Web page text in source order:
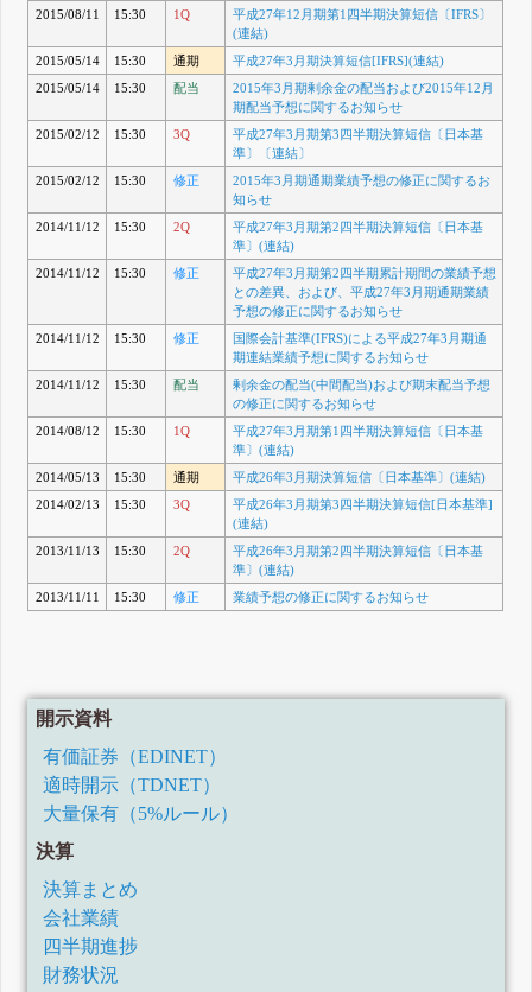
2015/08/11
15:30 1Q
平成27年12月期第1四半期決算短信〔IFRS〕
(連結)
2015/05/14
15:30 通期
平成27年3月期決算短信[IFRS](連結)
2015/05/14
15:30 配当
2015年3月期剰余金の配当および2015年12月
期配当予想に関するお知らせ
2015/02/12
15:30 3Q
平成27年3月期第3四半期決算短信〔日本基
準〕〔連結〕
2015/02/12
15:30 修正
2015年3月期通期業績予想の修正に関するお
知らせ
2014/11/12
15:30 2Q
平成27年3月期第2四半期決算短信〔日本基
準〕(連結)
2014/11/12
15:30 修正
平成27年3月期第2四半期累計期間の業績予想
との差異、および、平成27年3月期通期業績
予想の修正に関するお知らせ
2014/11/12
15:30 修正
国際会計基準(IFRS)による平成27年3月期通
期連結業績予想に関するお知らせ
2014/11/12
15:30 配当
剰余金の配当(中間配当)および期末配当予想
の修正に関するお知らせ
2014/08/12
15:30 1Q
平成27年3月期第1四半期決算短信〔日本基
準〕(連結)
2014/05/13
15:30 通期
平成26年3月期決算短信〔日本基準〕(連結)
2014/02/13
15:30 3Q
平成26年3月期第3四半期決算短信[日本基準]
(連結)
2013/11/13
15:30 2Q
平成26年3月期第2四半期決算短信〔日本基
準〕(連結)
2013/11/11
15:30 修正 業績予想の修正に関するお知らせ
開示資料
有価証券（EDINET）
適時開示（TDNET）
大量保有（5%ルール）
決算
決算まとめ
会社業績
四半期進捗
財務状況